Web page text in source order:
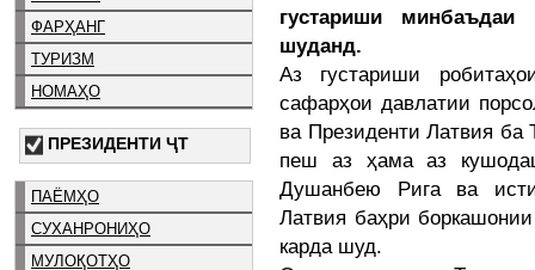
ФАРҲАНГ
ТУРИЗМ
НОМАҲО
ПРЕЗИДЕНТИ ҶТ
ПАЁМҲО
СУХАНРОНИҲО
МУЛОҚОТҲО
густариши
шуданд.
Аз густариши
сафарҳои давлатии
ва Президенти Латвия ба
пеш аз ҳама аз
Душанбею Рига ва
Латвия баҳри
карда шуд.